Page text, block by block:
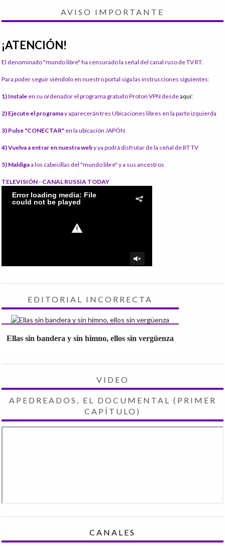
AVISO IMPORTANTE
¡ATENCIÓN!
El denominado "mundo libre" ha censurado la señal del canal ruso de TV RT.
Para poder seguir viéndolo en nuestro portal siga las instrucciones siguientes:
1) Instale en su ordenador el programa gratuito Proton VPN desdeaquí:
2) Ejecute el programay aparecerán tres Ubicaciones libres en la parte izquierda
3) Pulse "CONECTAR" en la ubicación JAPÓN
4) Vuelva a entrar en nuestra weby ya podrá disfrutar de la señal de RT TV
5) Maldigaa los cabecillas del "mundo libre" y a sus ancestros
TELEVISIÓN - CANAL RUSSIA TODAY
EDITORIAL INCORRECTA
Ellas sin bandera y sin himno, ellos sin vergüenza
VIDEO
APEDREADOS, EL DOCUMENTAL (PRIMER
CAPÍTULO)
CANALES